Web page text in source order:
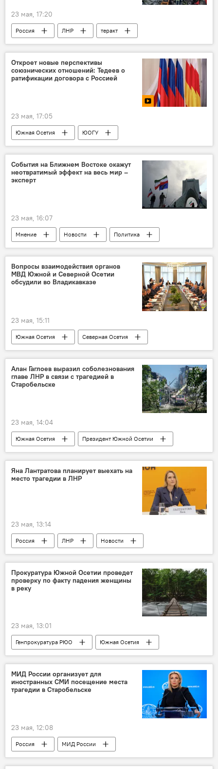
23 мая, 17:20
Россия ЛНР
теракт
Новости
МЧС России
Откроет новые перспективы
союзнических отношений: Тедеев о
ратификации договора с Россией
23 мая, 17:05
Южная Осетия
ЮОГУ
Ректор ЮОГУ Вадим Тедеев
Договор о союзничестве России и Южной Осетии
Россия
Новости
События на Ближнем Востоке окажут
неотвратимый эффект на весь мир –
эксперт
23 мая, 16:07
Мнение Новости
Политика
Россия
В мире
Индия
Иран
Азия Африка США
Вопросы взаимодействия органов
МВД Южной и Северной Осетии
обсудили во Владикавказе
23 мая, 15:11
Южная Осетия
Северная Осетия
Новости
МВД Южной Осетии
Эрислав Мамиев
Алан Гаглоев выразил соболезнования
главе ЛНР в связи с трагедией в
Старобельске
23 мая, 14:04
Южная Осетия
Президент Южной Осетии
Алан Гаглоев
ЛНР
Россия
Новости
Яна Лантратова планирует выехать на
место трагедии в ЛНР
23 мая, 13:14
Россия ЛНР
Новости
МИД России
Мария Захарова
Прокуратура Южной Осетии проведет
проверку по факту падения женщины
в реку
23 мая, 13:01
Генпрокуратура РЮО
Южная Осетия
Новости
Происшествия
Дзауский район РЮО
МИД России организует для
иностранных СМИ посещение места
трагедии в Старобельске
23 мая, 12:08
Россия
МИД России
Мария Захарова
Новости
СМИ